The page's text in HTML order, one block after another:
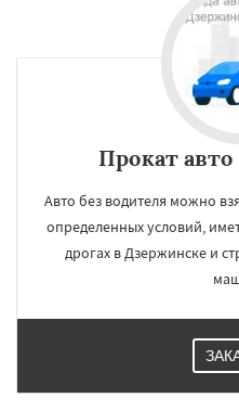
Прокат
Авто без водителя можно
определенных условий,
дрогах в Дзержинске и